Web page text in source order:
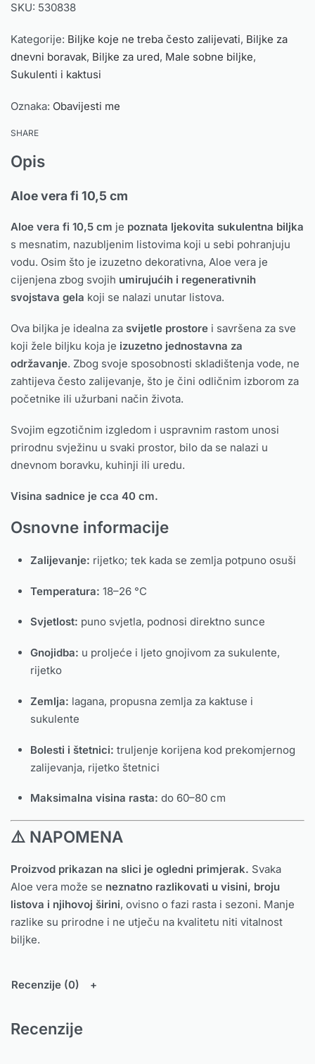
SKU: 530838
Kategorije: Biljke koje ne treba često zalijevati, Biljke za
dnevni boravak, Biljke za ured, Male sobne biljke,
Sukulenti i kaktusi
Oznaka: Obavijesti me
SHARE
Opis
Aloe vera fi 10,5 cm
Aloe vera fi 10,5 cm je poznata ljekovita sukulentna biljka
s mesnatim, nazubljenim listovima koji u sebi pohranjuju
vodu. Osim što je izuzetno dekorativna, Aloe vera je
cijenjena zbog svojih umirujućih i regenerativnih
svojstava gela koji se nalazi unutar listova.
Ova biljka je idealna za svijetle prostore i savršena za sve
koji žele biljku koja je izuzetno jednostavna za
održavanje. Zbog svoje sposobnosti skladištenja vode, ne
zahtijeva često zalijevanje, što je čini odličnim izborom za
početnike ili užurbani način života.
Svojim egzotičnim izgledom i uspravnim rastom unosi
prirodnu svježinu u svaki prostor, bilo da se nalazi u
dnevnom boravku, kuhinji ili uredu.
Visina sadnice je cca 40 cm.
Osnovne informacije
Zalijevanje: rijetko; tek kada se zemlja potpuno osuši
Temperatura: 18–26 °C
Svjetlost: puno svjetla, podnosi direktno sunce
Gnojidba: u proljeće i ljeto gnojivom za sukulente,
rijetko
Zemlja: lagana, propusna zemlja za kaktuse i
sukulente
Bolesti i štetnici: truljenje korijena kod prekomjernog
zalijevanja, rijetko štetnici
Maksimalna visina rasta: do 60–80 cm
⚠️ NAPOMENA
Proizvod prikazan na slici je ogledni primjerak. Svaka
Aloe vera može se neznatno razlikovati u visini, broju
listova i njihovoj širini, ovisno o fazi rasta i sezoni. Manje
razlike su prirodne i ne utječu na kvalitetu niti vitalnost
biljke.
Recenzije (0)
Recenzije